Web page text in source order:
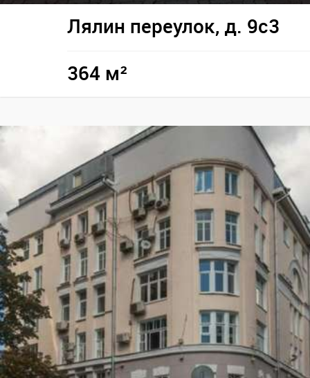
Лялин переулок, д. 9с3
364 м²